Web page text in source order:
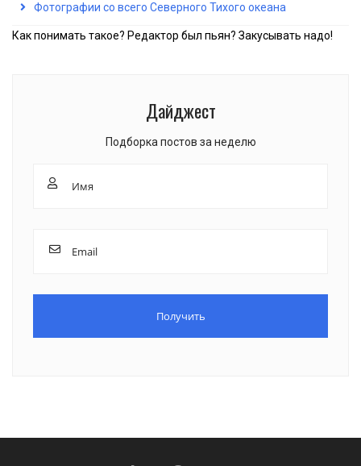
Фотографии со всего Северного Тихого океана
Как понимать такое? Редактор был пьян? Закусывать надо!
Дайджест
Подборка постов за неделю